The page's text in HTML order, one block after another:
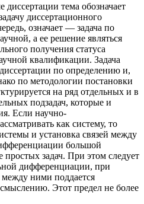
тема обозначает
диссертационного
означает — задача по
а ее решение являться
получения статуса
квалификации. Задача
по определению и,
по методологии постановки
на ряд отдельных и в
подзадач, которые и
Если научно-
как систему, то
и установка связей между
большой
простых задач. При этом следует
дифференциации, при
между ними поддается
Этот предел не более